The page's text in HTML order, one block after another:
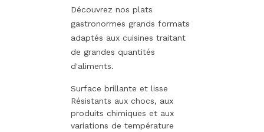
Découvrez nos plats
gastronormes grands formats
adaptés aux cuisines traitant
de grandes quantités
d'aliments.
Surface brillante et lisse
Résistants aux chocs, aux
produits chimiques et aux
variations de température